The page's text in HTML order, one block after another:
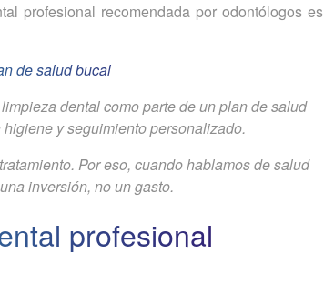
profesional recomendada por odontólogos es
de salud bucal
dental como parte de un plan de salud
y seguimiento personalizado.
Por eso, cuando hablamos de salud
inversión, no un gasto.
profesional